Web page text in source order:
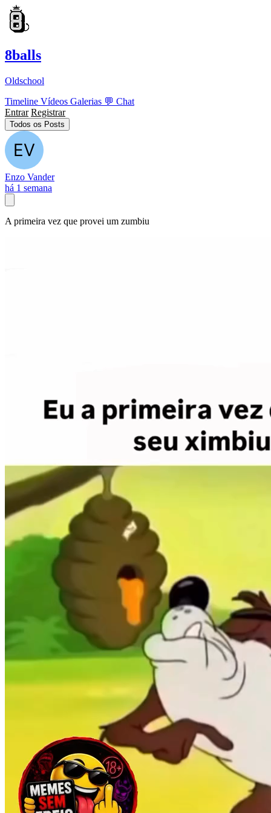
8balls
Oldschool
Timeline Vídeos Galerias 💬 Chat
Entrar Registrar
Todos os Posts
Enzo Vander
há 1 semana
A primeira vez que provei um zumbiu